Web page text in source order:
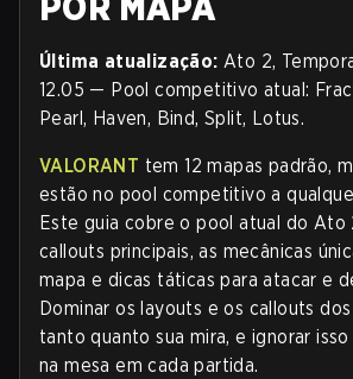
Última atualização: Ato 2,
12.05 — Pool competitivo atual:
Pearl, Haven, Bind, Split, Lotus.
VALORANT tem 12 mapas padrão,
estão no pool competitivo a
Este guia cobre o pool atual do Ato
callouts principais, as mecânicas
mapa e dicas táticas para atacar e
Dominar os layouts e os callouts
tanto quanto sua mira, e ignorar
na mesa em cada partida.